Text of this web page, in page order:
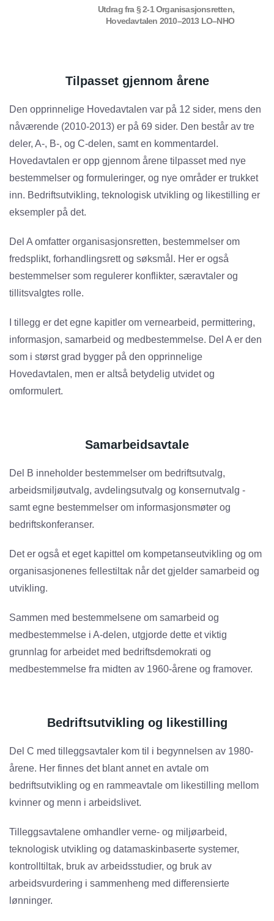
Utdrag fra § 2-1 Organisasjonsretten,
Hovedavtalen 2010–2013 LO–NHO
Tilpasset gjennom årene
Den opprinnelige Hovedavtalen var på 12 sider, mens den
nåværende (2010-2013) er på 69 sider. Den består av tre
deler, A-, B-, og C-delen, samt en kommentardel.
Hovedavtalen er opp gjennom årene tilpasset med nye
bestemmelser og formuleringer, og nye områder er trukket
inn. Bedriftsutvikling, teknologisk utvikling og likestilling er
eksempler på det.
Del A omfatter organisasjonsretten, bestemmelser om
fredsplikt, forhandlingsrett og søksmål. Her er også
bestemmelser som regulerer konflikter, særavtaler og
tillitsvalgtes rolle.
I tillegg er det egne kapitler om vernearbeid, permittering,
informasjon, samarbeid og medbestemmelse. Del A er den
som i størst grad bygger på den opprinnelige
Hovedavtalen, men er altså betydelig utvidet og
omformulert.
Samarbeidsavtale
Del B inneholder bestemmelser om bedriftsutvalg,
arbeidsmiljøutvalg, avdelingsutvalg og konsernutvalg -
samt egne bestemmelser om informasjonsmøter og
bedriftskonferanser.
Det er også et eget kapittel om kompetanseutvikling og om
organisasjonenes fellestiltak når det gjelder samarbeid og
utvikling.
Sammen med bestemmelsene om samarbeid og
medbestemmelse i A-delen, utgjorde dette et viktig
grunnlag for arbeidet med bedriftsdemokrati og
medbestemmelse fra midten av 1960-årene og framover.
Bedriftsutvikling og likestilling
Del C med tilleggsavtaler kom til i begynnelsen av 1980-
årene. Her finnes det blant annet en avtale om
bedriftsutvikling og en rammeavtale om likestilling mellom
kvinner og menn i arbeidslivet.
Tilleggsavtalene omhandler verne- og miljøarbeid,
teknologisk utvikling og datamaskinbaserte systemer,
kontrolltiltak, bruk av arbeidsstudier, og bruk av
arbeidsvurdering i sammenheng med differensierte
lønninger.